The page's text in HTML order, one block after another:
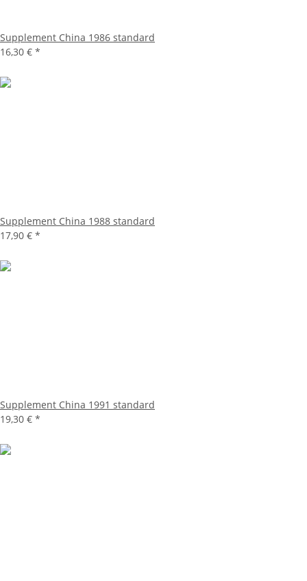
Supplement China 1986 standard
16,30 € *
Supplement China 1988 standard
17,90 € *
Supplement China 1991 standard
19,30 € *